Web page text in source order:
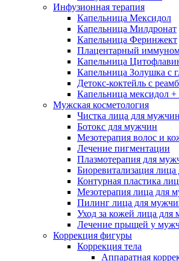
Инфузионная терапия
Капельница Мексидол
Капельница Милдронат
Капельница Феринжект
Плацентарный
Капельница
Капельница Золушка с
Детокс-коктейль с
Капельница мексидол
Мужская косметология
Чистка лица для мужчин
Ботокс для мужчин
Мезотерапия волос и
Лечение пигментации
Плазмотерапия для
Биоревитализация
Контурная пластика
Мезотерапия лица для
Пилинг лица для
Уход за кожей лица для
Лечение прыщей у
Коррекция фигуры
Коррекция тела
Аппаратная